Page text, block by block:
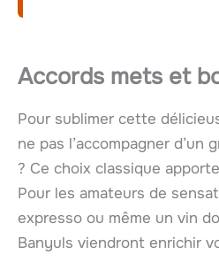
Accords mets et
Pour sublimer cette
ne pas l’accompagner d’un
? Ce choix classique
Pour les amateurs de
expresso ou même un vin
Banyuls viendront enrichir